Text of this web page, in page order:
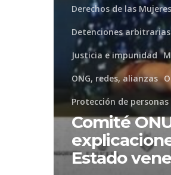
Derechos de las Mujeres
Detenciones arbitrarias
Justicia e impunidad
ONG, redes, alianzas
Protección de
Comité
Estado